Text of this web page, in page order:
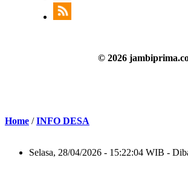
© 2026
Home /INFO DESA
Selasa, 28/04/2026 - 15:22:04 WIB -